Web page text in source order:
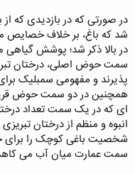
در صورتی که در بازدیدی که
شد که باغ، بر خلاف خصایص
در بالا ذکر شد؛ پوشش گیاهی
سمت حوض اصلی، درختان
پذیرند و مفهومی سمبلیک
همچنین در دو سمت حوض
ای که در یک سمت تعداد
انبوه و منظم از درختان
شخصیت باغی کوچک را برای
سمت عمارت میان آب می